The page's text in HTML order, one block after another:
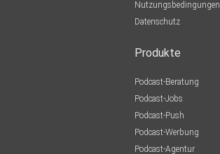
Nutzungsbedingungen
Datenschutz
Produkte
Podcast-Beratung
Podcast-Jobs
Podcast-Push
Podcast-Werbung
Podcast-Agentur